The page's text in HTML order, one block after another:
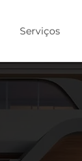
Serviços